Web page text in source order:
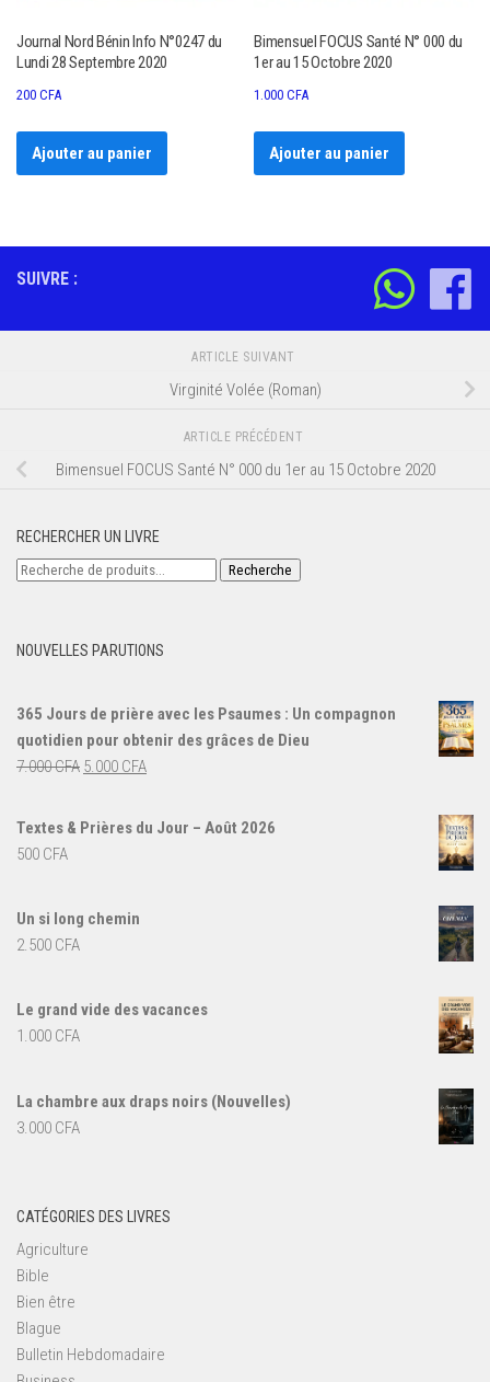
Journal Nord Bénin Info N°0247 du
Lundi 28 Septembre 2020
200 CFA
Ajouter au panier
Bimensuel FOCUS Santé N° 000 du
1er au 15 Octobre 2020
1.000CFA
Ajouter au panier
SUIVRE :
ARTICLE SUIVANT
Virginité Volée (Roman)
ARTICLE PRÉCÉDENT
Bimensuel FOCUS Santé N° 000 du 1er au 15 Octobre 2020
RECHERCHER UN LIVRE
Recherche
Recherche
NOUVELLES PARUTIONS
365 Jours de prière avec les Psaumes : Un compagnon
quotidien pour obtenir des grâces de Dieu
7.000CFA Le
initial
5.000 CFALe
actuel
Textes & Prières du Jour – Août 2026
500 CFA
Un si long chemin
2.500 CFA
Le grand vide des vacances
1.000 CFA
La chambre aux draps noirs (Nouvelles)
3.000 CFA
CATÉGORIES DES LIVRES
Agriculture
Bible
Bien être
Blague
Bulletin Hebdomadaire